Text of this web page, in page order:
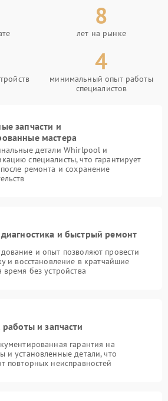
8
лет на рынке
4
минимальный опыт работы
специалистов
запчасти и
мастера
детали Whirlpool и
специалисты, что гарантирует
ремонта и сохранение
диагностика и быстрый ремонт
и опыт позволяют провести
и восстановление в кратчайшие
без устройства
работы и запчасти
гарантия на
и установленные детали, что
повторных неисправностей